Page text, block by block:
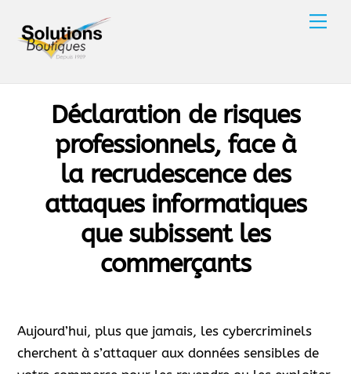
content
Déclaration de risques
professionnels, face à
la recrudescence des
attaques informatiques
que subissent les
commerçants
Aujourd’hui, plus que jamais, les cybercriminels
cherchent à s’attaquer aux données sensibles de